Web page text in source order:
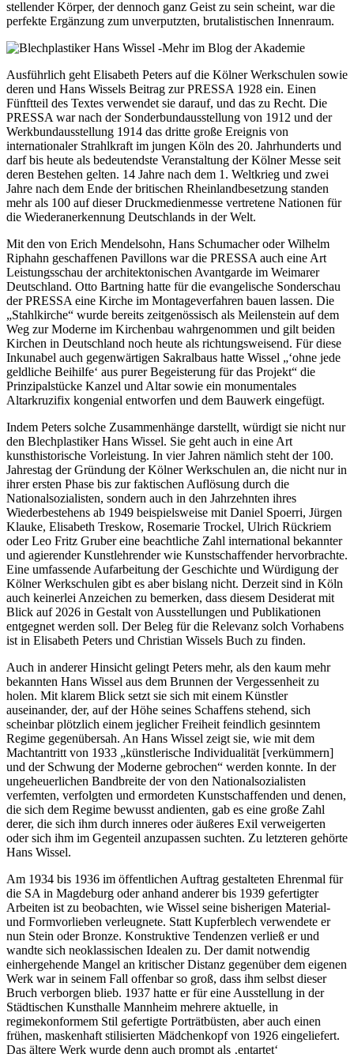
stellender Körper, der dennoch ganz Geist zu sein scheint, war die
perfekte Ergänzung zum unverputzten, brutalistischen Innenraum.
Ausführlich geht Elisabeth Peters auf die Kölner Werkschulen sowie
deren und Hans Wissels Beitrag zur PRESSA 1928 ein. Einen
Fünftteil des Textes verwendet sie darauf, und das zu Recht. Die
PRESSA war nach der Sonderbundausstellung von 1912 und der
Werkbundausstellung 1914 das dritte große Ereignis von
internationaler Strahlkraft im jungen Köln des 20. Jahrhunderts und
darf bis heute als bedeutendste Veranstaltung der Kölner Messe seit
deren Bestehen gelten. 14 Jahre nach dem 1. Weltkrieg und zwei
Jahre nach dem Ende der britischen Rheinlandbesetzung standen
mehr als 100 auf dieser Druckmedienmesse vertretene Nationen für
die Wiederanerkennung Deutschlands in der Welt.
Mit den von Erich Mendelsohn, Hans Schumacher oder Wilhelm
Riphahn geschaffenen Pavillons war die PRESSA auch eine Art
Leistungsschau der architektonischen Avantgarde im Weimarer
Deutschland. Otto Bartning hatte für die evangelische Sonderschau
der PRESSA eine Kirche im Montageverfahren bauen lassen. Die
„Stahlkirche“ wurde bereits zeitgenössisch als Meilenstein auf dem
Weg zur Moderne im Kirchenbau wahrgenommen und gilt beiden
Kirchen in Deutschland noch heute als richtungsweisend. Für diese
Inkunabel auch gegenwärtigen Sakralbaus hatte Wissel „‘ohne jede
geldliche Beihilfe‘ aus purer Begeisterung für das Projekt“ die
Prinzipalstücke Kanzel und Altar sowie ein monumentales
Altarkruzifix kongenial entworfen und dem Bauwerk eingefügt.
Indem Peters solche Zusammenhänge darstellt, würdigt sie nicht nur
den Blechplastiker Hans Wissel. Sie geht auch in eine Art
kunsthistorische Vorleistung. In vier Jahren nämlich steht der 100.
Jahrestag der Gründung der Kölner Werkschulen an, die nicht nur in
ihrer ersten Phase bis zur faktischen Auflösung durch die
Nationalsozialisten, sondern auch in den Jahrzehnten ihres
Wiederbestehens ab 1949 beispielsweise mit Daniel Spoerri, Jürgen
Klauke, Elisabeth Treskow, Rosemarie Trockel, Ulrich Rückriem
oder Leo Fritz Gruber eine beachtliche Zahl international bekannter
und agierender Kunstlehrender wie Kunstschaffender hervorbrachte.
Eine umfassende Aufarbeitung der Geschichte und Würdigung der
Kölner Werkschulen gibt es aber bislang nicht. Derzeit sind in Köln
auch keinerlei Anzeichen zu bemerken, dass diesem Desiderat mit
Blick auf 2026 in Gestalt von Ausstellungen und Publikationen
entgegnet werden soll. Der Beleg für die Relevanz solch Vorhabens
ist in Elisabeth Peters und Christian Wissels Buch zu finden.
Auch in anderer Hinsicht gelingt Peters mehr, als den kaum mehr
bekannten Hans Wissel aus dem Brunnen der Vergessenheit zu
holen. Mit klarem Blick setzt sie sich mit einem Künstler
auseinander, der, auf der Höhe seines Schaffens stehend, sich
scheinbar plötzlich einem jeglicher Freiheit feindlich gesinntem
Regime gegenübersah. An Hans Wissel zeigt sie, wie mit dem
Machtantritt von 1933 „künstlerische Individualität [verkümmern]
und der Schwung der Moderne gebrochen“ werden konnte. In der
ungeheuerlichen Bandbreite der von den Nationalsozialisten
verfemten, verfolgten und ermordeten Kunstschaffenden und denen,
die sich dem Regime bewusst andienten, gab es eine große Zahl
derer, die sich ihm durch inneres oder äußeres Exil verweigerten
oder sich ihm im Gegenteil anzupassen suchten. Zu letzteren gehörte
Hans Wissel.
Am 1934 bis 1936 im öffentlichen Auftrag gestalteten Ehrenmal für
die SA in Magdeburg oder anhand anderer bis 1939 gefertigter
Arbeiten ist zu beobachten, wie Wissel seine bisherigen Material-
und Formvorlieben verleugnete. Statt Kupferblech verwendete er
nun Stein oder Bronze. Konstruktive Tendenzen verließ er und
wandte sich neoklassischen Idealen zu. Der damit notwendig
einhergehende Mangel an kritischer Distanz gegenüber dem eigenen
Werk war in seinem Fall offenbar so groß, dass ihm selbst dieser
Bruch verborgen blieb. 1937 hatte er für eine Ausstellung in der
Städtischen Kunsthalle Mannheim mehrere aktuelle, in
regimekonformem Stil gefertigte Porträtbüsten, aber auch einen
frühen, maskenhaft stilisierten Mädchenkopf von 1926 eingeliefert.
Das ältere Werk wurde denn auch prompt als ‚entartet‘